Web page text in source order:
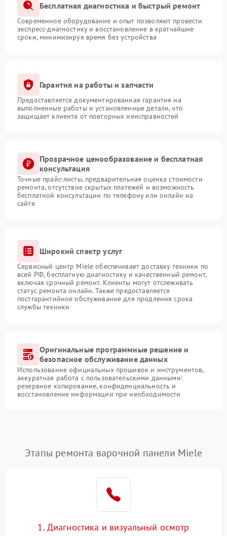
Бесплатная диагностика и быстрый ремонт
Современное оборудование и опыт позволяют провести
экспресс-диагностику и восстановление в кратчайшие
сроки, минимизируя время без устройства
Гарантия на работы и запчасти
Предоставляется документированная гарантия на
выполненные работы и установленные детали, что
защищает клиента от повторных неисправностей
Прозрачное ценообразование и бесплатная
консультация
Точные прайс-листы, предварительная оценка стоимости
ремонта, отсутствие скрытых платежей и возможность
бесплатной консультации по телефону или онлайн на
сайте
Широкий спектр услуг
Сервисный центр Miele обеспечивает доставку техники по
всей РФ, бесплатную диагностику и качественный ремонт,
включая срочный ремонт. Клиенты могут отслеживать
статус ремонта онлайн. Также предоставляется
постгарантийное обслуживание для продления срока
службы техники
Оригинальные программные решение и
безопасное обслуживание данных
Использование официальных прошивок и инструментов,
аккуратная работа с пользовательскими данными:
резервное копирование, конфиденциальность и
восстановление информации при необходимости
Этапы ремонта варочной панели Miele
1. Диагностика и визуальный осмотр